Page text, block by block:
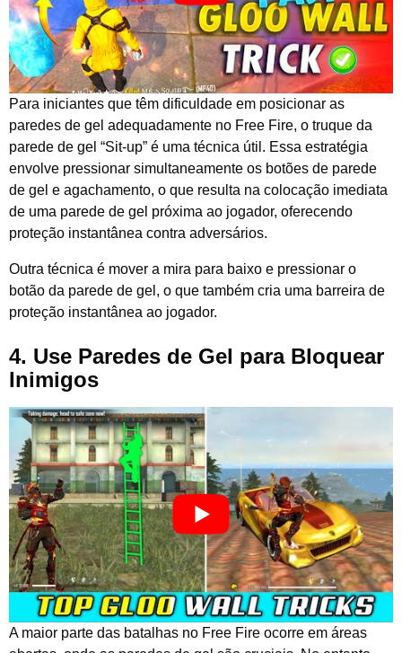
Para iniciantes que têm dificuldade em posicionar as
paredes de gel adequadamente no Free Fire, o truque da
parede de gel “Sit-up” é uma técnica útil. Essa estratégia
envolve pressionar simultaneamente os botões de parede
de gel e agachamento, o que resulta na colocação imediata
de uma parede de gel próxima ao jogador, oferecendo
proteção instantânea contra adversários.
Outra técnica é mover a mira para baixo e pressionar o
botão da parede de gel, o que também cria uma barreira de
proteção instantânea ao jogador.
4. Use Paredes de Gel para Bloquear
Inimigos
A maior parte das batalhas no Free Fire ocorre em áreas